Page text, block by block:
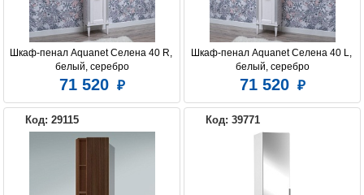
Шкаф-пенал Aquanet Селена 40 R,
белый, серебро
71 520
Шкаф-пенал Aquanet Селена 40 L,
белый, серебро
71 520
Код: 29115 Код: 39771